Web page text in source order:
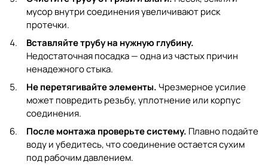
мусор внутри соединения увеличивают риск
протечки.
Вставляйте трубу на нужную глубину.
Недостаточная посадка — одна из частых причин
ненадежного стыка.
Не перетягивайте элементы. Чрезмерное усилие
может повредить резьбу, уплотнение или корпус
соединения.
После монтажа проверьте систему. Плавно подайте
воду и убедитесь, что соединение остается сухим
под рабочим давлением.